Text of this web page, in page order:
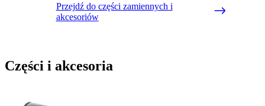
Przejdź do części zamiennych i
akcesoriów
Części i akcesoria